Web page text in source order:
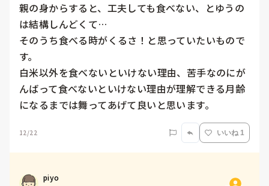
親の身からすると、工夫しても食べない、とゆうの
は結構しんどくて…
そのうち食べる時がくるさ！と思っていたいもので
す。
白米以外を食べないといけない理由、苦手なのにが
んばって食べないといけない理由が理解できる月齢
になるまでは舞ってあげて良いと思います。
12/22 いいね 1
piyo